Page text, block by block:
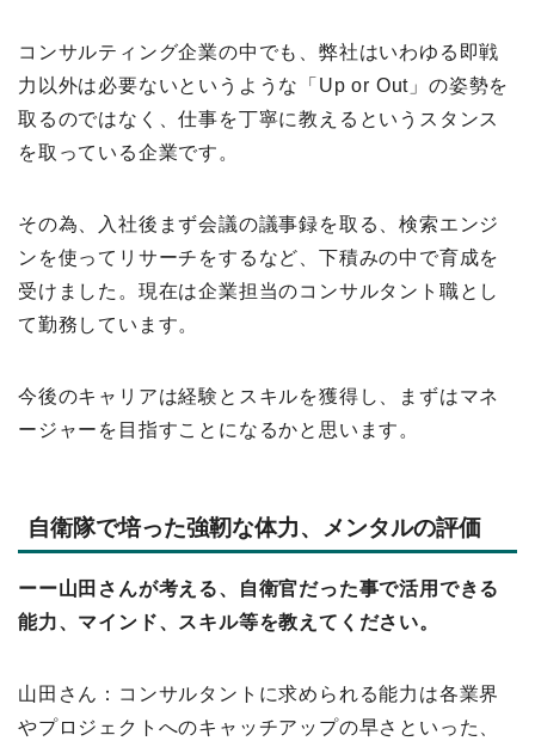
コンサルティング企業の中でも、弊社はいわゆる即戦
力以外は必要ないというような「Up or Out」の姿勢を
取るのではなく、仕事を丁寧に教えるというスタンス
を取っている企業です。
その為、入社後まず会議の議事録を取る、検索エンジ
ンを使ってリサーチをするなど、下積みの中で育成を
受けました。現在は企業担当のコンサルタント職とし
て勤務しています。
今後のキャリアは経験とスキルを獲得し、まずはマネ
ージャーを目指すことになるかと思います。
自衛隊で培った強靭な体力、メンタルの評価
ーー山田さんが考える、自衛官だった事で活用できる
能力、マインド、スキル等を教えてください。
山田さん：コンサルタントに求められる能力は各業界
やプロジェクトへのキャッチアップの早さといった、